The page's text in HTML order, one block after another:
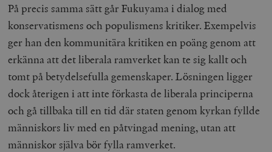
På precis samma sätt går Fukuyama i dialog med
konservatismens och populismens kritiker. Exempelvis
ger han den kommunitära kritiken en poäng genom att
erkänna att det liberala ramverket kan te sig kallt och
tomt på betydelsefulla gemenskaper. Lösningen ligger
dock återigen i att inte förkasta de liberala principerna
och gå tillbaka till en tid där staten genom kyrkan fyllde
människors liv med en påtvingad mening, utan att
människor själva bör fylla ramverket.